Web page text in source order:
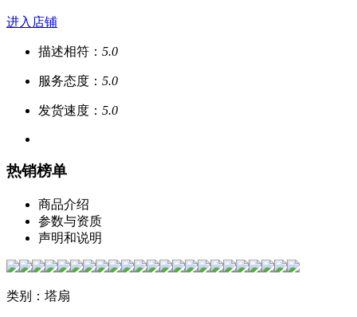
进入店铺
描述相符： 5.0
服务态度： 5.0
发货速度： 5.0
热销榜单
商品介绍
参数与资质
声明和说明
类别：塔扇